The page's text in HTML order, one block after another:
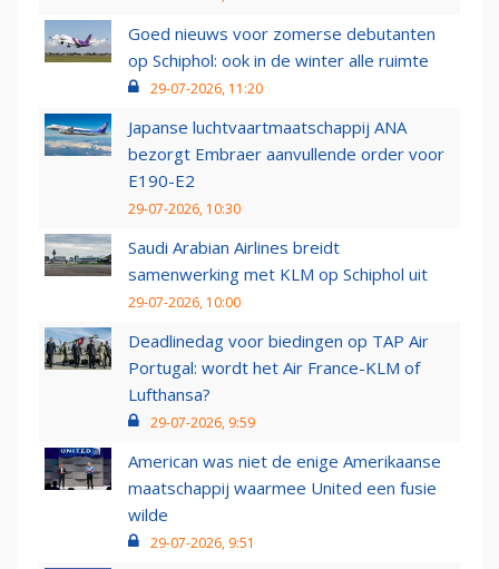
Goed nieuws voor zomerse debutanten
op Schiphol: ook in de winter alle ruimte
29-07-2026, 11:20
Japanse luchtvaartmaatschappij ANA
bezorgt Embraer aanvullende order voor
E190-E2
29-07-2026, 10:30
Saudi Arabian Airlines breidt
samenwerking met KLM op Schiphol uit
29-07-2026, 10:00
Deadlinedag voor biedingen op TAP Air
Portugal: wordt het Air France-KLM of
Lufthansa?
29-07-2026, 9:59
American was niet de enige Amerikaanse
maatschappij waarmee United een fusie
wilde
29-07-2026, 9:51